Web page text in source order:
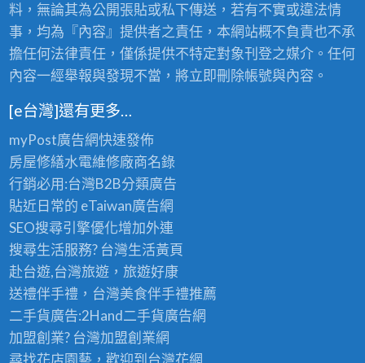
料，無論其為公開張貼或私下傳送，若有不實或違法情
事，均為『內容』提供者之責任，本網站概不負責也不承
擔任何法律責任，僅係提供不特定對象刊登之媒介。任何
內容一經舉報與發現不當，將立即刪除帳號與內容。
[e台灣]還有更多…
myPost廣告網快速發佈
房屋修繕水電維修廠商名錄
行銷必用:台灣B2B分類廣告
貼近日常的 eTaiwan廣告網
SEO搜尋引擎優化增加外連
搜尋生活服務? 台灣生活黃頁
赴台遊,台灣旅遊，旅遊好康
送禮伴手禮，台灣美食伴手禮推薦
二手貨廣告:2Hand二手貨廣告網
加盟創業? 台灣加盟創業網
尋找花店園藝，歡迎到台灣花網